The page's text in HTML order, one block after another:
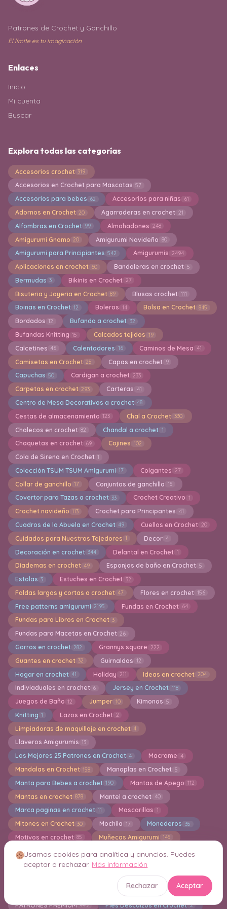
Patrones de Crochet y Ganchillo
El límite es tu imaginación
Enlaces
Inicio
Mi cuenta
Buscar
Explora todas las categorías
Accesorios crochet 319
Accesorios en Crochet para Mascotas 57
Accesorios para bebes 62 Accesorios para niñas 61
Adornos en Crochet 20 Agarraderas en crochet 21
Alfombras en Crochet 99 Almohadones 248
Amigurumi Gnomo 20 Amigurumi Navideño 80
Amigurumi para Principiantes 542 Amigurumis 2494
Aplicaciones en crochet 60 Bandoleras en crochet 5
Bermudas 3 Bikinis en Crochet 27
Bisuteria y Joyeria en Crochet 89 Blusas crochet 111
Boinas en Crochet 12 Boleros 14 Bolsa en Crochet 845
Bordados 12 Bufanda a crochet 32
Bufandas Knitting 15 Calcados tejidos 19
Calcetines 46 Calentadores 16 Caminos de Mesa 41
Camisetas en Crochet 25 Capas en crochet 9
Capuchas 50 Cardigan a crochet 233
Carpetas en crochet 293 Carteras 41
Centro de Mesa Decorativos a crochet 48
Cestas de almacenamiento 123 Chal a Crochet 330
Chalecos en crochet 82 Chandal a crochet 1
Chaquetas en crochet 69 Cojines 102
Cola de Sirena en Crochet 1
Colección TSUM TSUM Amigurumi 17 Colgantes 27
Collar de ganchillo 17 Conjuntos de ganchillo 15
Covertor para Tazas a crochet 33 Crochet Creativo 1
Crochet navideño 113 Crochet para Principantes 41
Cuadros de la Abuela en Crochet 49 Cuellos en Crochet 20
Cuidados para Nuestros Tejedores 1 Decor 4
Decoración en crochet 344 Delantal en Crochet 1
Diademas en crochet 49 Esponjas de baño en Crochet 5
Estolas 3 Estuches en Crochet 32
Faldas largas y cortas a crochet 47 Flores en crochet 156
Free patterns amigurumi 2195 Fundas en Crochet 64
Fundas para Libros en Crochet 3
Fundas para Macetas en Crochet 26
Gorros en crochet 282 Grannys square 222
Guantes en crochet 32 Guirnaldas 12
Hogar en crochet 41 Holiday 211 Ideas en crochet 204
Indiviaduales en crochet 6 Jersey en Crochet 118
Juegos de Baño 12 Jumper 10 Kimonos 5
Knitting 1 Lazos en Crochet 2
Limpiadoras de maquillaje en crochet 4
Llaveros Amigurumis 13
Los Mejores 25 Patrones en Crochet 4 Macrame 4
Mandalas en Crochet 158 Manoplas en Crochet 5
Manta para Bebes a crochet 190 Mantas de Apego 112
Mantas en crochet 878 Mantel a crochet 40
Marca paginas en crochet 11 Mascarillas 1
Mitones en Crochet 30 Mochila 17 Monederos 35
Motivos en crochet 85 Muñecas Amigurumi 145
Muñecas de tela 2 Navidad 112 Otoño en Cochet
Paños de Cocina 78 Pantalones 9
Pañuelos para el Cabello en Crochet 8
1
PATRONES PREMIUM 449 Pies Descalzos en Crochet 2
Usamos cookies para analítica y anuncios. Puedes
aceptar o rechazar. Más información
Rechazar Aceptar